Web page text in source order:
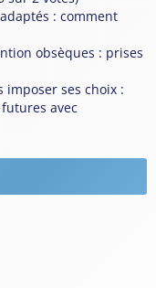
: comment
obsèques : prises
imposer ses choix :
avec